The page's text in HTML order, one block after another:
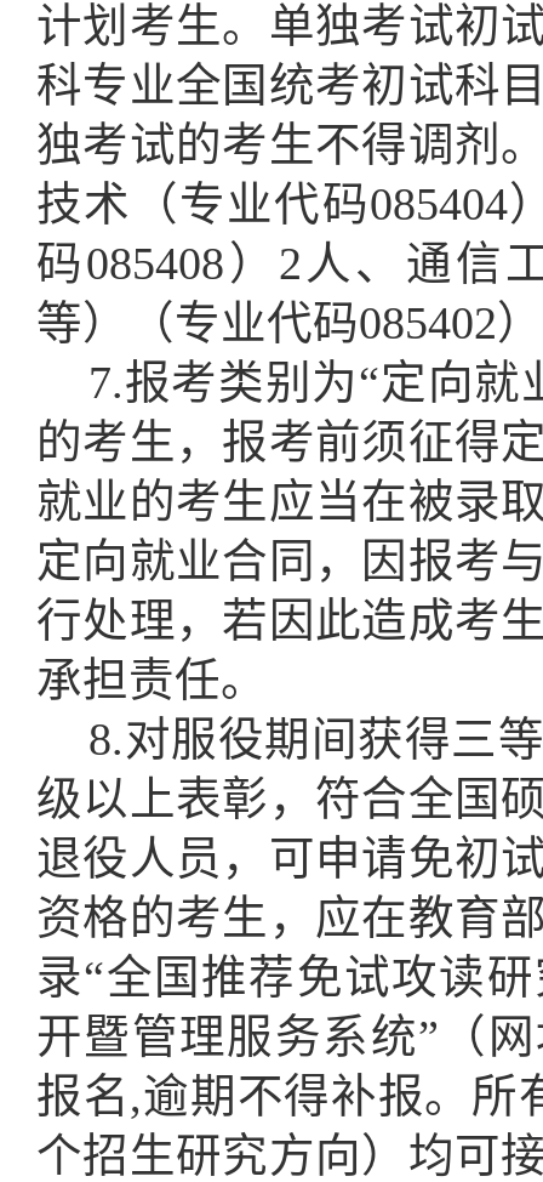
计划考生。单独考试初
科专业全国统考初试科
独考试的考生不得调剂
技术（专业代码085404
码085408）2人、通信
等）（专业代码085402
7.报考类别为“定向
的考生，报考前须征得
就业的考生应当在被录
定向就业合同，因报考
行处理，若因此造成考
承担责任。
8.对服役期间获得三
级以上表彰，符合全国
退役人员，可申请免初
资格的考生，应在教育
录“全国推荐免试攻读
开暨管理服务系统”（网
报名,逾期不得补报。所
个招生研究方向）均可